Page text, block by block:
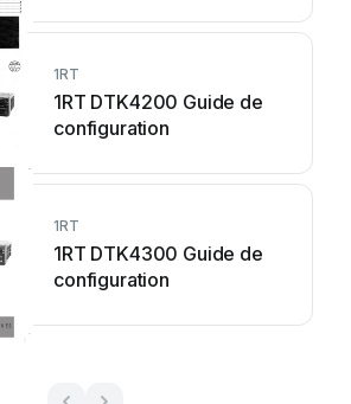
1RT
1RT DTK4200 Guide de
configuration
1RT
1RT DTK4300 Guide de
configuration